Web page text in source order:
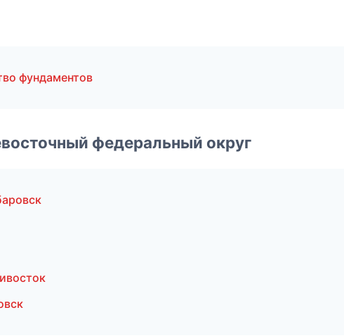
фундаментов
федеральный округ